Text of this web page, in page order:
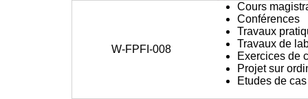
W-FPFI-008
Cours
Conférences
Travaux
Travaux de
Exercices de
Projet sur
Etudes de cas